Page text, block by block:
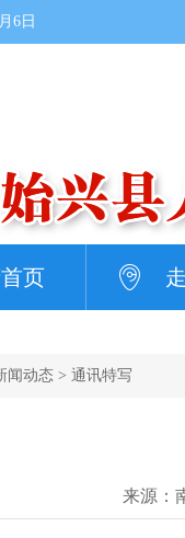
6日
页
闻动态 > 通讯特写
来源：